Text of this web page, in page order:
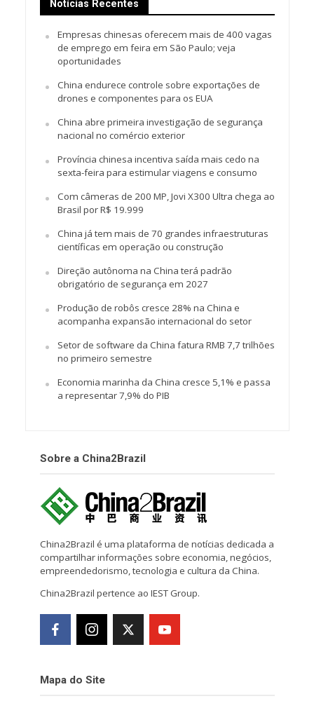
Notícias Recentes
Empresas chinesas oferecem mais de 400 vagas
de emprego em feira em São Paulo; veja
oportunidades
China endurece controle sobre exportações de
drones e componentes para os EUA
China abre primeira investigação de segurança
nacional no comércio exterior
Província chinesa incentiva saída mais cedo na
sexta-feira para estimular viagens e consumo
Com câmeras de 200 MP, Jovi X300 Ultra chega ao
Brasil por R$ 19.999
China já tem mais de 70 grandes infraestruturas
científicas em operação ou construção
Direção autônoma na China terá padrão
obrigatório de segurança em 2027
Produção de robôs cresce 28% na China e
acompanha expansão internacional do setor
Setor de software da China fatura RMB 7,7 trilhões
no primeiro semestre
Economia marinha da China cresce 5,1% e passa
a representar 7,9% do PIB
Sobre a China2Brazil
China2Brazil é uma plataforma de notícias dedicada a
compartilhar informações sobre economia, negócios,
empreendedorismo, tecnologia e cultura da China.
China2Brazil pertence ao IEST Group.
Mapa do Site